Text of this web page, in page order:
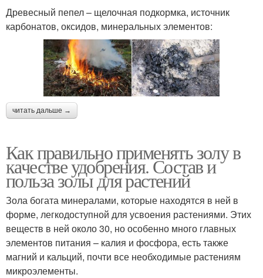
Древесный пепел – щелочная подкормка, источник
карбонатов, оксидов, минеральных элементов:
читать дальше →
Как правильно применять золу в
качестве удобрения. Состав и
польза золы для растений
Зола богата минералами, которые находятся в ней в
форме, легкодоступной для усвоения растениями. Этих
веществ в ней около 30, но особенно много главных
элементов питания – калия и фосфора, есть также
магний и кальций, почти все необходимые растениям
микроэлементы.